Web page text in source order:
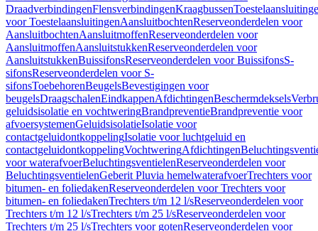
DraadverbindingenFlensverbindingenKraagbussen
voor ToestelaansluitingenAansluitbochtenReserveonderdelen voor
AansluitbochtenAansluitmoffenReserveonderdelen voor
AansluitmoffenAansluitstukkenReserveonderdelen voor
AansluitstukkenBuissifonsReserveonderdelen voor BuissifonsS-
sifonsReserveonderdelen voor S-
sifonsToebehorenBeugelsBevestigingen voor
beugelsDraagschalenEindkappenAfdichtingenBeschermdeksels
geluidsisolatie en vochtweringBrandpreventieBrandpreventie voor
afvoersystemenGeluidsisolatieIsolatie voor
contactgeluidontkoppelingIsolatie voor luchtgeluid en
contactgeluidontkoppelingVochtweringAfdichtingen
voor waterafvoerBeluchtingsventielenReserveonderdelen voor
BeluchtingsventielenGeberit Pluvia hemelwaterafvoerTrechters voor
bitumen- en foliedakenReserveonderdelen voor Trechters voor
bitumen- en foliedakenTrechters t/m 12 l/sReserveonderdelen voor
Trechters t/m 12 l/sTrechters t/m 25 l/sReserveonderdelen voor
Trechters t/m 25 l/sTrechters voor gotenReserveonderdelen voor